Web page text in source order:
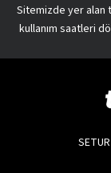
Sitemizde yer alan
kullanım saatleri